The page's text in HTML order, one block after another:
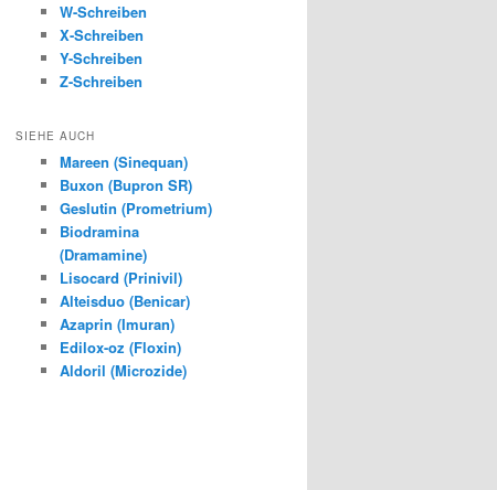
W-Schreiben
X-Schreiben
Y-Schreiben
Z-Schreiben
SIEHE AUCH
Mareen (Sinequan)
Buxon (Bupron SR)
Geslutin (Prometrium)
Biodramina
(Dramamine)
Lisocard (Prinivil)
Alteisduo (Benicar)
Azaprin (Imuran)
Edilox-oz (Floxin)
Aldoril (Microzide)